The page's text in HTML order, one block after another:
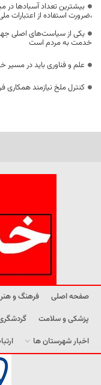
بیشترین تعداد آسبادها
،ضرورت استفاده از اعتبارات
یکی از سیاست‌های اصلی
خدمت به مردم است
علم و فناوری باید در مسیر
کنترل ملخ نیازمند همکاری
صفحه اصلی فرهنگ و هنر
پزشکی و سلامت
اخبار شهرستان ها